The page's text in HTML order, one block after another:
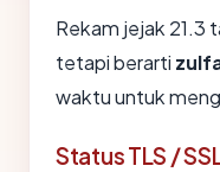
Rekam jejak 21.3
tetapi berarti
waktu untuk
Status TLS /